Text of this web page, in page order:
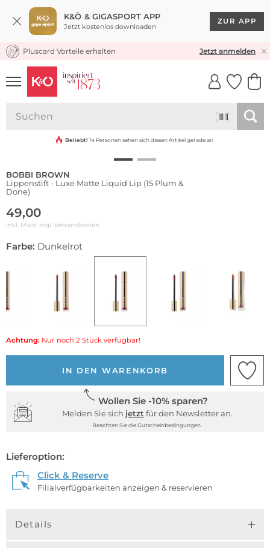
K&Ö & GIGASPORT APP
Jetzt kostenlos downloaden
ZUR APP
KOSTENLOSER VERSAND* & RÜCKVERSAND
Pluscard Vorteile erhalten Jetzt anmelden
UNSERE APP
CLICK &
Beliebt! 14 Personen sehen sich diesen Artikel gerade an
BOBBI BROWN
Lippenstift - Luxe Matte Liquid Lip (15 Plum &
Done)
49,00
inkl. Mwst zzgl. Versandkosten
Farbe: Dunkelrot
Achtung: Nur noch 2 Stück verfügbar!
IN DEN WARENKORB
Wollen Sie -10% sparen?
Melden Sie sich jetzt für den Newsletter an.
Beachten Sie die Gutscheinbedingungen.
Lieferoption:
Click & Reserve
Filialverfügbarkeiten anzeigen & reservieren
Details